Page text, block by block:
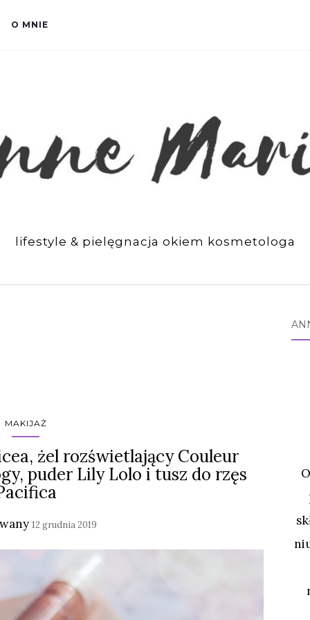
O MNIE
lifestyle & pielęgnacja okiem kosmetologa
MAKIJAŻ
żel rozświetlający Couleur
puder Lily Lolo i tusz do rzęs
12 grudnia 2019